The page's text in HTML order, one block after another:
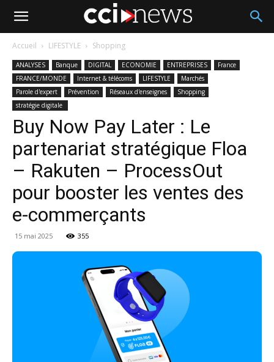
Accueil LIFESTYLE Shopping
ANALYSES Banque DIGITAL ECONOMIE ENTREPRISES
France
FRANCE/MONDE
Internet & télécoms LIFESTYLE
Marchés
Parole d'expert
Prévention Réseaux d'enseignes
Shopping
stratégie digitale
Buy Now Pay Later : Le
partenariat stratégique Floa
– Rakuten – ProcessOut
pour booster les ventes des
e-commerçants
15 mai 2025 355